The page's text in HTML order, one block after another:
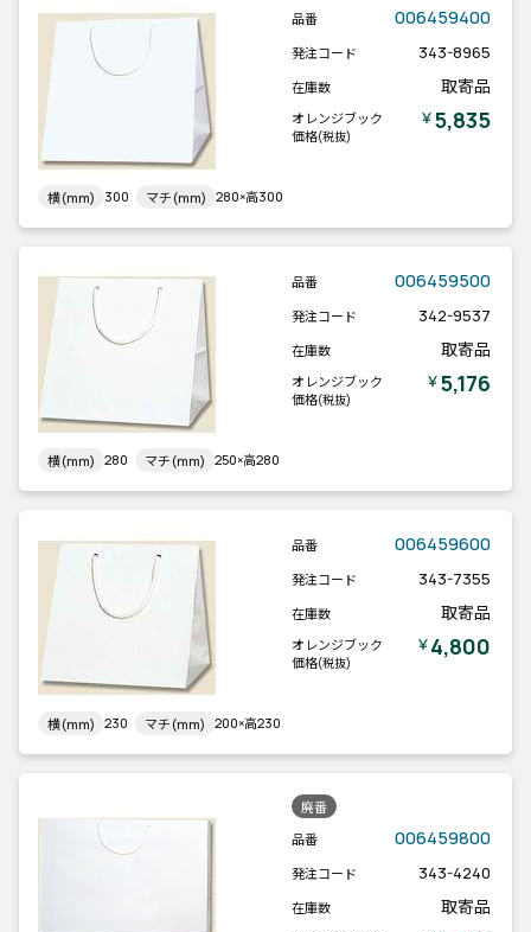
品番 006459400
発注コード 343-8965
在庫数 取寄品
オレンジブック
価格(税抜)
￥5,835
横(mm) 300 マチ(mm) 280×高300
品番 006459500
発注コード 342-9537
在庫数 取寄品
オレンジブック
価格(税抜)
￥5,176
横(mm) 280 マチ(mm) 250×高280
品番 006459600
発注コード 343-7355
在庫数 取寄品
オレンジブック
価格(税抜)
￥4,800
横(mm) 230 マチ(mm) 200×高230
廃番
品番
006459800
発注コード 343-4240
在庫数 取寄品